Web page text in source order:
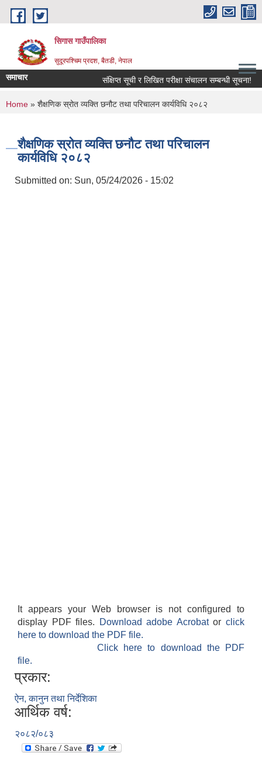
Skip to main content
सिगास गाउँपालिका
सुदूरपश्चिम प्रदश, बैतडी, नेपाल
समाचार संक्षिप्त सूची र लिखित परीक्षा संचालन सम्बन्धी सूचना!
You are here
Home » शैक्षणिक स्रोत व्यक्ति छनौट तथा परिचालन कार्यविधि २०८२
शैक्षणिक स्रोत व्यक्ति छनौट तथा परिचालन
कार्यविधि २०८२
Submitted on: Sun, 05/24/2026 - 15:02
It appears your Web browser is not configured to
display PDF files.
Download adobe Acrobatorclick
here to download the PDF file.
Click here to download the PDF
file.
प्रकार:
ऐन, कानुन तथा निर्देशिका
आर्थिक वर्ष:
२०८२/०८३